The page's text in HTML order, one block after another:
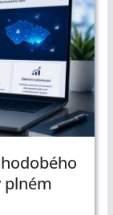
plném